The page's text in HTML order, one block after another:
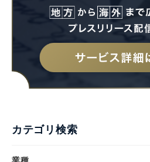
カテゴリ検索